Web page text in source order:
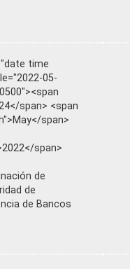
time
05-
span> <span
span>
span>
de
de
de Bancos